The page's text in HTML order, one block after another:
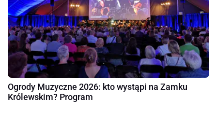
Ogrody Muzyczne 2026: kto wystąpi na Zamku
Królewskim? Program